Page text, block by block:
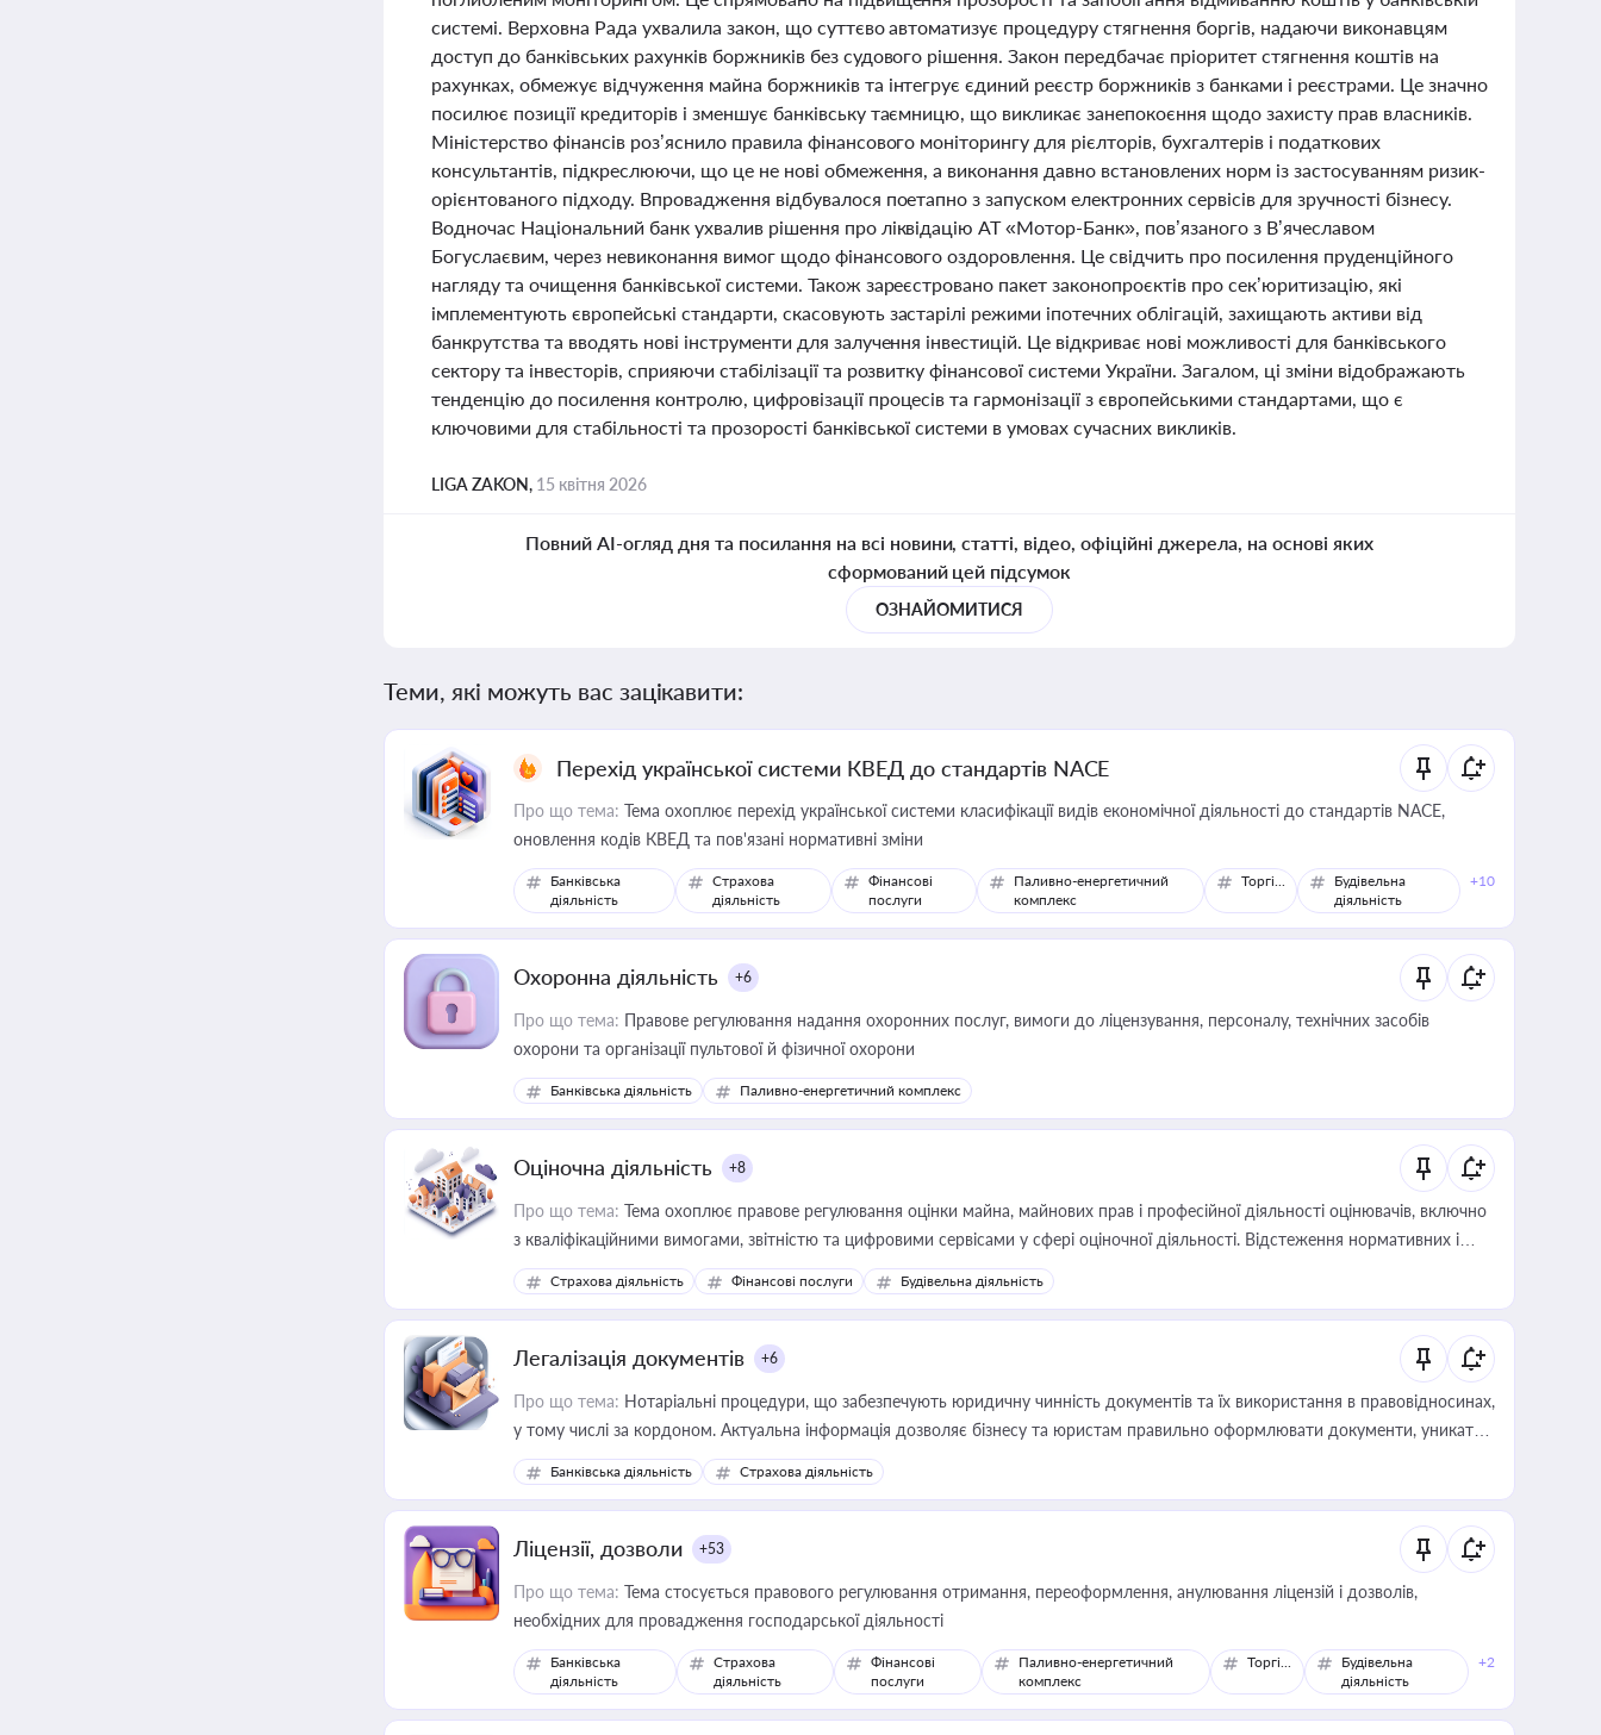
системі. Верховна Рада ухвалила закон, що суттєво автоматизує процедуру стягнення боргів, надаючи виконавцям
доступ до банківських рахунків боржників без судового рішення. Закон передбачає пріоритет стягнення коштів на
рахунках, обмежує відчуження майна боржників та інтегрує єдиний реєстр боржників з банками і реєстрами. Це значно
посилює позиції кредиторів і зменшує банківську таємницю, що викликає занепокоєння щодо захисту прав власників.
Міністерство фінансів роз’яснило правила фінансового моніторингу для рієлторів, бухгалтерів і податкових
консультантів, підкреслюючи, що це не нові обмеження, а виконання давно встановлених норм із застосуванням ризик-
орієнтованого підходу. Впровадження відбувалося поетапно з запуском електронних сервісів для зручності бізнесу.
Водночас Національний банк ухвалив рішення про ліквідацію АТ «Мотор-Банк», пов’язаного з В’ячеславом
Богуслаєвим, через невиконання вимог щодо фінансового оздоровлення. Це свідчить про посилення пруденційного
нагляду та очищення банківської системи. Також зареєстровано пакет законопроєктів про сек’юритизацію, які
імплементують європейські стандарти, скасовують застарілі режими іпотечних облігацій, захищають активи від
банкрутства та вводять нові інструменти для залучення інвестицій. Це відкриває нові можливості для банківського
сектору та інвесторів, сприяючи стабілізації та розвитку фінансової системи України. Загалом, ці зміни відображають
тенденцію до посилення контролю, цифровізації процесів та гармонізації з європейськими стандартами, що є
ключовими для стабільності та прозорості банківської системи в умовах сучасних викликів.
LIGA ZAKON, 15 квітня 2026
Повний AI-огляд дня та посилання на всі новини, статті, відео, офіційні джерела, на основі яких
сформований цей підсумок
ОЗНАЙОМИТИСЯ
Теми, які можуть вас зацікавити:
Перехід української системи КВЕД до стандартів NACE
Про що тема: Тема охоплює перехід української системи класифікації видів економічної діяльності до стандартів NACE,
оновлення кодів КВЕД та пов'язані нормативні зміни
Банківська
діяльність
Страхова
діяльність
Фінансові
послуги
Паливно-енергетичний
комплекс
Торгівля
Будівельна
діяльність
+10
Охоронна діяльність +6
Про що тема: Правове регулювання надання охоронних послуг, вимоги до ліцензування, персоналу, технічних засобів
охорони та організації пультової й фізичної охорони
Банківська діяльність Паливно-енергетичний комплекс
Оціночна діяльність +8
Про що тема: Тема охоплює правове регулювання оцінки майна, майнових прав і професійної діяльності оцінювачів, включно
з кваліфікаційними вимогами, звітністю та цифровими сервісами у сфері оціночної діяльності. Відстеження нормативних і
медійних змін у цій сфері корисне для власника бізнесу, керівника, юриста або бухгалтера під час оподаткування,
приватизації, оренди державного майна, корпоративних угод і перевірки статусу суб'єктів оціночної діяльності
Страхова діяльність Фінансові послуги Будівельна діяльність
Легалізація документів +6
Про що тема: Нотаріальні процедури, що забезпечують юридичну чинність документів та їх використання в правовідносинах,
у тому числі за кордоном. Актуальна інформація дозволяє бізнесу та юристам правильно оформлювати документи, уникати
ризиків недійсності та забезпечувати їх належне прийняття органами влади та контрагентами
Банківська діяльність Страхова діяльність
Ліцензії, дозволи +53
Про що тема: Тема стосується правового регулювання отримання, переоформлення, анулювання ліцензій і дозволів,
необхідних для провадження господарської діяльності
Банківська
діяльність
Страхова
діяльність
Фінансові
послуги
Паливно-енергетичний
комплекс
Торгівля
Будівельна
діяльність
+2